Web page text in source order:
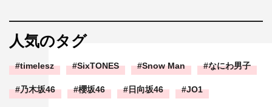
人気のタグ
timelesz SixTONES Snow Man なにわ男子
乃木坂46 櫻坂46 日向坂46 JO1